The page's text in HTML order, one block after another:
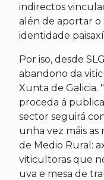
indirectos
alén de aportar o
identidade
Por iso, desde
abandono da
Xunta de Galicia.
proceda á
sector seguirá
unha vez máis as
de Medio Rural:
viticultoras que
uva e mesa de